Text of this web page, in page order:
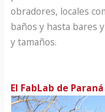
obradores, locales
baños y hasta bares
y tamaños.
El FabLab de Paraná